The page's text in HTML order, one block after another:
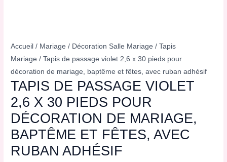
Accueil / Mariage / Décoration Salle Mariage /Tapis
Mariage / Tapis de passage violet 2,6 x 30 pieds pour
décoration de mariage, baptême et fêtes, avec ruban adhésif
TAPIS DE PASSAGE VIOLET
2,6 X 30 PIEDS POUR
DÉCORATION DE MARIAGE,
BAPTÊME ET FÊTES, AVEC
RUBAN ADHÉSIF